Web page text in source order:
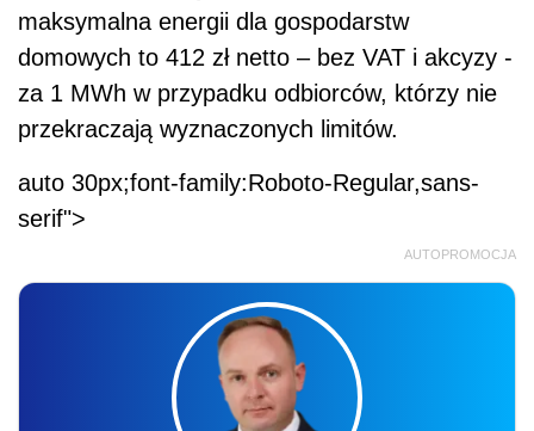
maksymalna energii dla gospodarstw
domowych to 412 zł netto – bez VAT i akcyzy -
za 1 MWh w przypadku odbiorców, którzy nie
przekraczają wyznaczonych limitów.
auto 30px;font-family:Roboto-Regular,sans-
serif">
AUTOPROMOCJA